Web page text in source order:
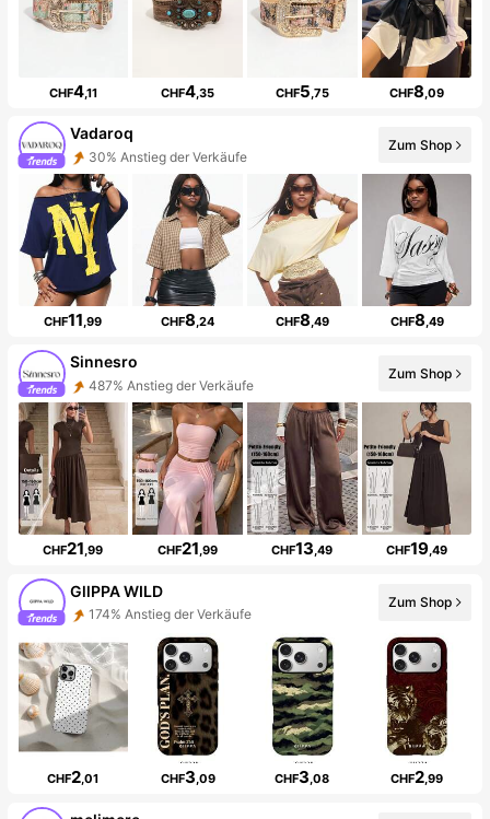
CHF4,11 CHF4,35 CHF5,75 CHF8,09
Vadaroq
30% Anstieg der Verkäufe
Zum Shop
CHF11,99 CHF8,24 CHF8,49 CHF8,49
Sinnesro
487% Anstieg der Verkäufe
Zum Shop
CHF21,99 CHF21,99 CHF13,49 CHF19,49
GllPPA WILD
174% Anstieg der Verkäufe
Zum Shop
CHF2,01 CHF3,09 CHF3,08 CHF2,99